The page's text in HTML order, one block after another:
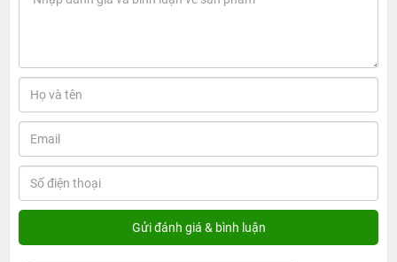
so với hệ thống 2 tone trước đó. Đặc biệt, máy còn hỗ trợ Zoom
10x kỹ thuật số và Zoom 2x quang học cho phép zoom không
giảm chất lượng, và khả năng quay phim UlTra HD 4K 60 fps có
độ phân giải cực nét.
Sở hữu màn hình Retina HD cho khả năng hiển thị dải màu rộng
hơn, sáng hơn 25%, kích thước màn hình của thiết bị 5.5 inch cho
độ phân giải chuẩn full HD. Cùng đó là loa kép cho âm thanh vòm
Stereo cùng tai nghe EarPods cho chất lượng âm thanh cực tốt.